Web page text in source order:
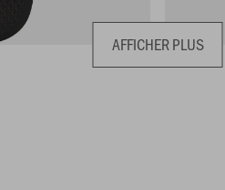
AFFICHER PLUS